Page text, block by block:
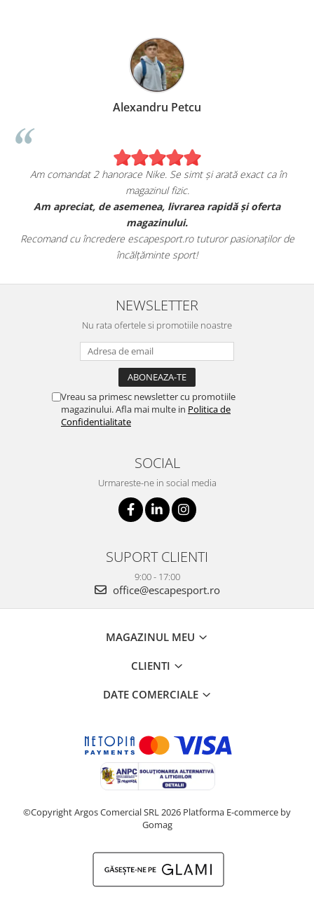
Nike. Se simt și arată exact ca în
livrarea rapidă și oferta
tuturor pasionaților de
Sunt foarte
Am comandat o pereche de
Aceștia au toate
NEWSLETTER
Nu rata ofertele si promotiile noastre
Vreau sa primesc newsletter cu promotiile
magazinului. Afla mai multe in Politica de
Confidentialitate
SOCIAL
Urmareste-ne in social media
SUPORT CLIENTI
9:00 - 17:00
office@escapesport.ro
MAGAZINUL MEU
CLIENTI
DATE COMERCIALE
©Copyright Argos Comercial SRL 2026 Platforma E-commerce by
Gomag